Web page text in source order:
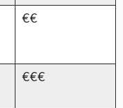
€€
€€€